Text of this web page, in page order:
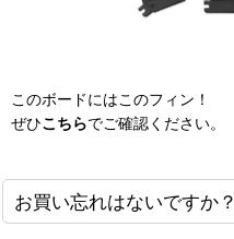
このボードにはこのフィン！
ぜひこちらでご確認ください。
お買い忘れはないですか？